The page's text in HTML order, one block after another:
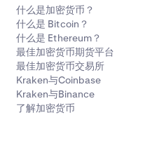
什么是加密货币？
什么是 Bitcoin？
什么是 Ethereum？
最佳加密货币期货平台
最佳加密货币交易所
Kraken与Coinbase
Kraken与Binance
了解加密货币